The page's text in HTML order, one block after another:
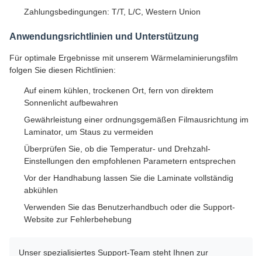
Zahlungsbedingungen: T/T, L/C, Western Union
Anwendungsrichtlinien und Unterstützung
Für optimale Ergebnisse mit unserem Wärmelaminierungsfilm
folgen Sie diesen Richtlinien:
Auf einem kühlen, trockenen Ort, fern von direktem
Sonnenlicht aufbewahren
Gewährleistung einer ordnungsgemäßen Filmausrichtung im
Laminator, um Staus zu vermeiden
Überprüfen Sie, ob die Temperatur- und Drehzahl-
Einstellungen den empfohlenen Parametern entsprechen
Vor der Handhabung lassen Sie die Laminate vollständig
abkühlen
Verwenden Sie das Benutzerhandbuch oder die Support-
Website zur Fehlerbehebung
Unser spezialisiertes Support-Team steht Ihnen zur